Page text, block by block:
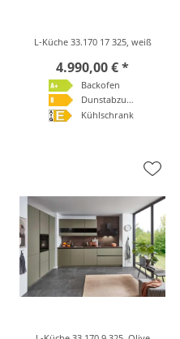
L-Küche 33.170 17 325, weiß
4.990,00 € *
Backofen
Dunstabzugshaube
Kühlschrank